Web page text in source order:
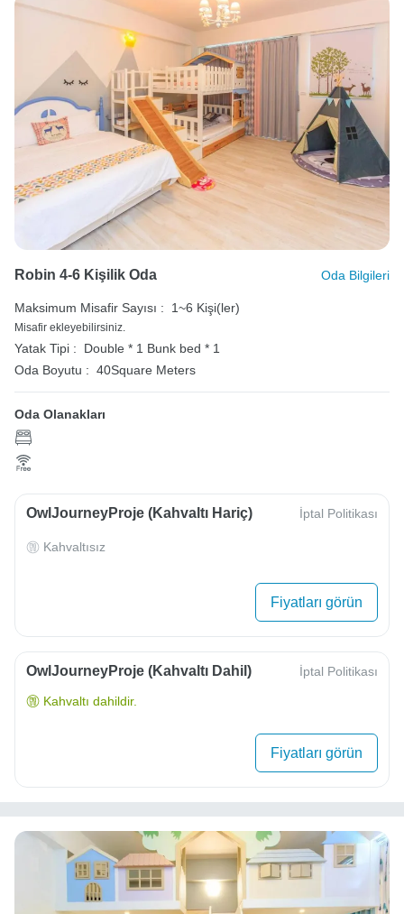
Robin 4-6 Kişilik Oda Oda Bilgileri
Maksimum Misafir Sayısı : 1~6 Kişi(ler)
Misafir ekleyebilirsiniz.
Yatak Tipi : Double * 1 Bunk bed * 1
Oda Boyutu : 40Square Meters
Oda Olanakları
OwlJourneyProje (Kahvaltı Hariç) İptal Politikası
Kahvaltısız
Fiyatları görün
OwlJourneyProje (Kahvaltı Dahil) İptal Politikası
Kahvaltı dahildir.
Fiyatları görün